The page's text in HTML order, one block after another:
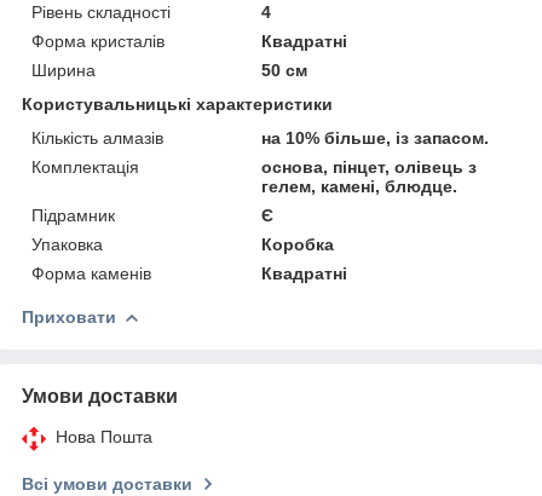
Рівень складності
4
Форма кристалів
Квадратні
Ширина
50 см
Користувальницькі характеристики
Кількість алмазів
на 10% більше, із запасом.
Комплектація
основа, пінцет, олівець з
гелем, камені, блюдце.
Підрамник
Є
Упаковка
Коробка
Форма каменів
Квадратні
Приховати
Умови доставки
Нова Пошта
Всі умови доставки